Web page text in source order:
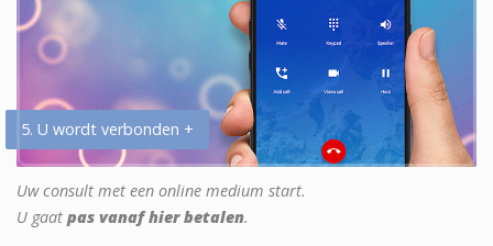
5. U wordt verbonden +
Uw consult met een online medium start.
U gaat pas vanaf hier betalen.